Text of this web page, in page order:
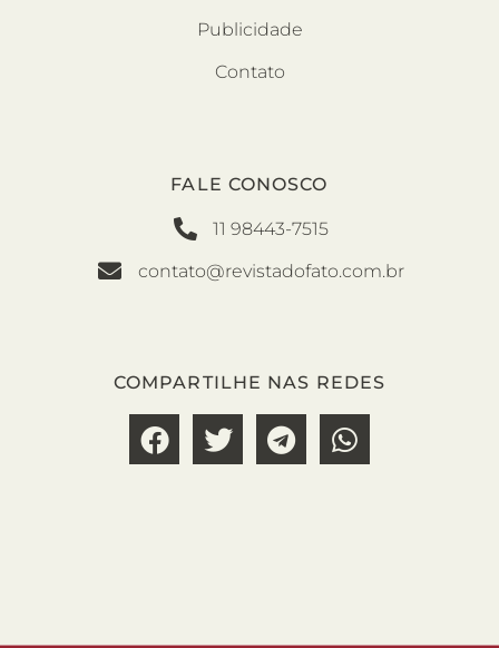
Publicidade
Contato
FALE CONOSCO
11 98443-7515
contato@revistadofato.com.br
COMPARTILHE NAS REDES